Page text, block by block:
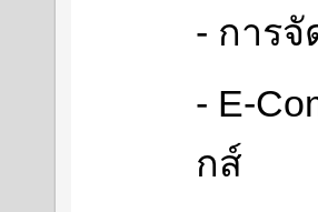
- การ
- E-
กส์